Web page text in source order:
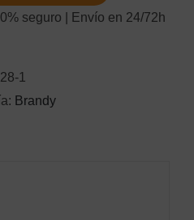
seguro | Envío en 24/72h
1
Brandy